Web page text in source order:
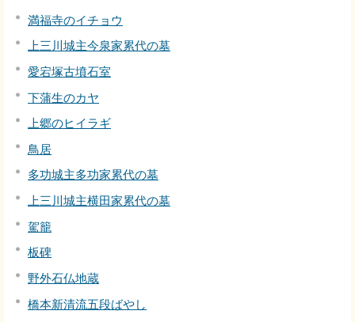
満福寺のイチョウ
上三川城主今泉家累代の墓
愛宕塚古墳石室
下蒲生のカヤ
上郷のヒイラギ
鳥居
多功城主多功家累代の墓
上三川城主横田家累代の墓
駕籠
板碑
野外石仏地蔵
橋本新清流五段ばやし